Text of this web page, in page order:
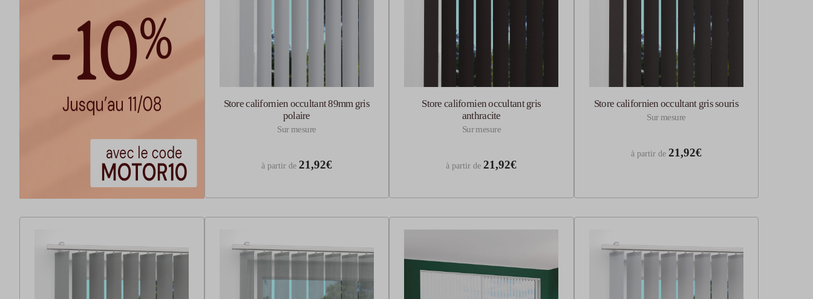
Store californien occultant 89mm gris
polaire
Sur mesure
à partir de 21,92€
Store californien occultant gris
anthracite
Sur mesure
à partir de 21,92€
Store californien occultant gris souris
Sur mesure
à partir de 21,92€